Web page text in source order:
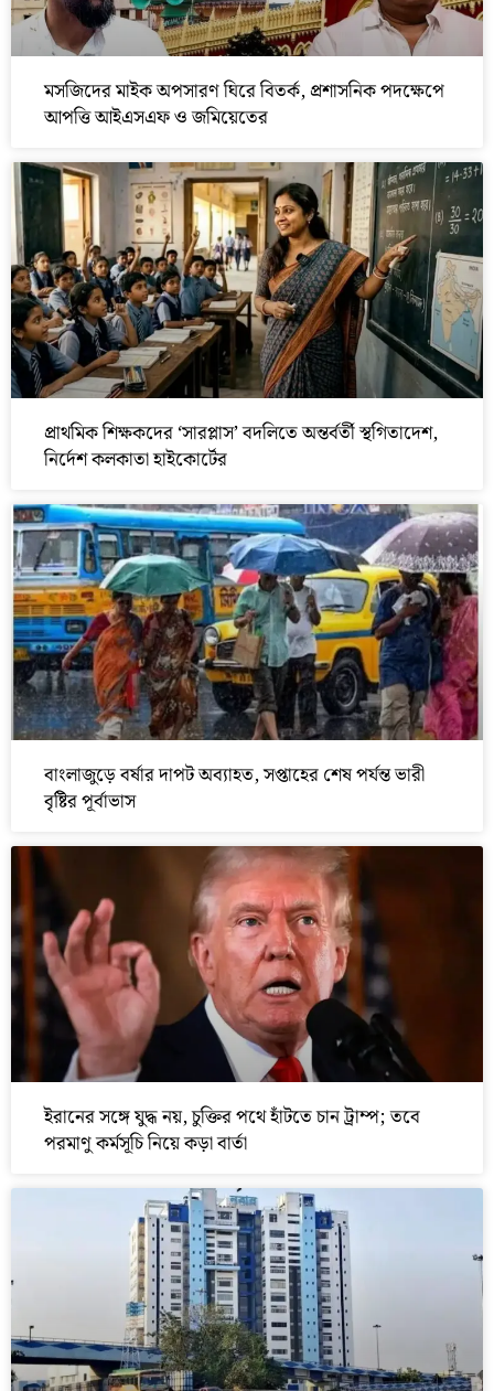
মসজিদের মাইক অপসারণ ঘিরে বিতর্ক, প্রশাসনিক পদক্ষেপে
আপত্তি আইএসএফ ও জমিয়েতের
প্রাথমিক শিক্ষকদের ‘সারপ্লাস’ বদলিতে অন্তর্বর্তী স্থগিতাদেশ,
নির্দেশ কলকাতা হাইকোর্টের
বাংলাজুড়ে বর্ষার দাপট অব্যাহত, সপ্তাহের শেষ পর্যন্ত ভারী
বৃষ্টির পূর্বাভাস
ইরানের সঙ্গে যুদ্ধ নয়, চুক্তির পথে হাঁটতে চান ট্রাম্প; তবে
পরমাণু কর্মসূচি নিয়ে কড়া বার্তা